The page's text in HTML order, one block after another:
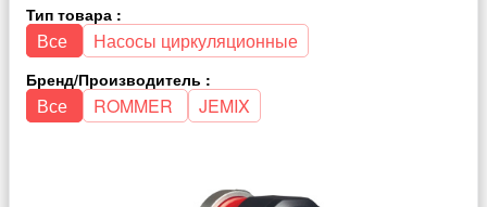
Тип товара :
Все Насосы циркуляционные
Бренд/Производитель :
Все ROMMER JEMIX